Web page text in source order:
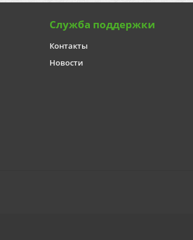
Служба поддержки
Контакты
Новости